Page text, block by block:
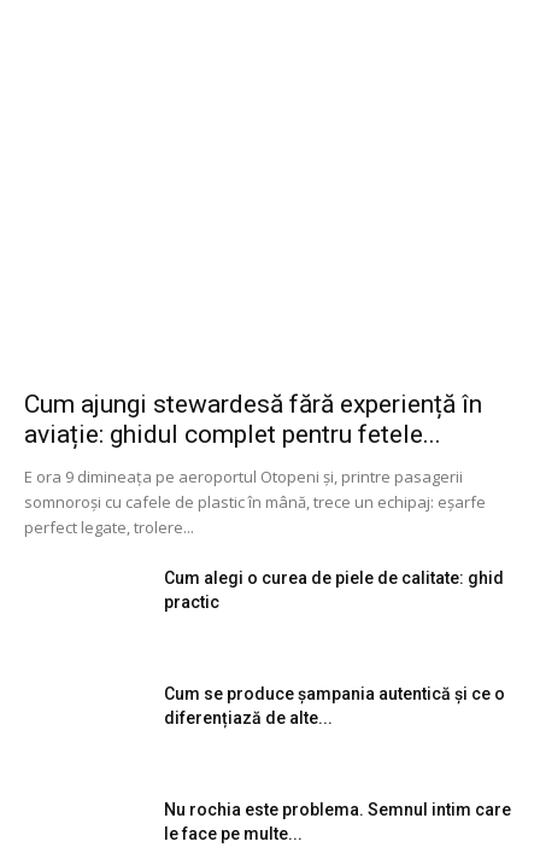
Cum ajungi stewardesă fără experiență în
aviație: ghidul complet pentru fetele...
E ora 9 dimineața pe aeroportul Otopeni și, printre pasagerii
somnoroși cu cafele de plastic în mână, trece un echipaj: eșarfe
perfect legate, trolere...
Cum alegi o curea de piele de calitate: ghid
practic
Cum se produce șampania autentică și ce o
diferențiază de alte...
Nu rochia este problema. Semnul intim care
le face pe multe...